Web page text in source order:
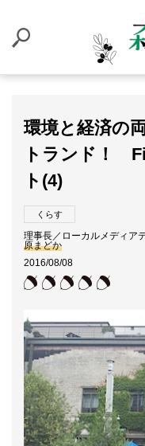
環境と経済の
トランド！
ト(4)
くらす
理事長／ローカルメディア
原まどか
2016/08/08